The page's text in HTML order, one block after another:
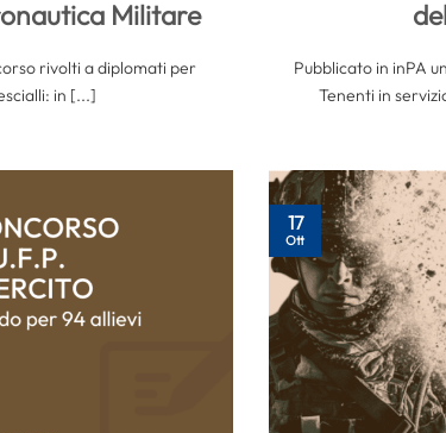
Militare
rivolti a diplomati per
in [...]
Pubblicato in inPA
Tenenti in
17
Ott